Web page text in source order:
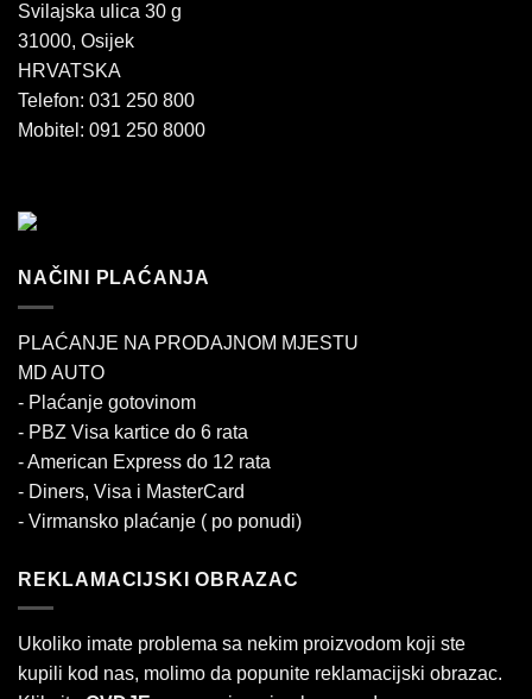
Svilajska ulica 30 g
31000, Osijek
HRVATSKA
Telefon: 031 250 800
Mobitel: 091 250 8000
NAČINI PLAĆANJA
PLAĆANJE NA PRODAJNOM MJESTU
MD AUTO
- Plaćanje gotovinom
- PBZ Visa kartice do 6 rata
- American Express do 12 rata
- Diners, Visa i MasterCard
- Virmansko plaćanje ( po ponudi)
REKLAMACIJSKI OBRAZAC
Ukoliko imate problema sa nekim proizvodom koji ste
kupili kod nas, molimo da popunite reklamacijski obrazac.